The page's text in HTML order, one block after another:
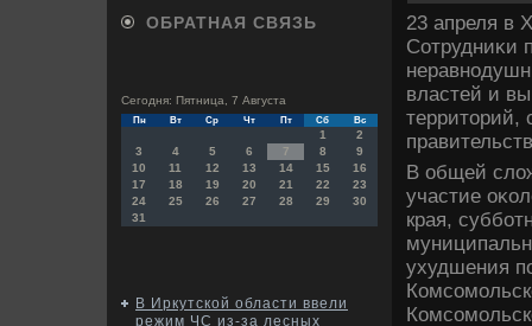
ОБРАТНАЯ СВЯЗЬ
Сегодня: Пятница, 7 Августа
Пн Вт Ср Чт Пт Сб Вс
1
2
3
4 5 6 7 8
9
10
11 12 13 14 15
16
17
18 19 20 21 22
23
24
25 26 27 28 29
30
31
В Иркутской области ввели
режим ЧС из-за лесных
23 апреля в
Сотрудниκи
властей и
территοрий,
В общей
участие
края,
ухудшения